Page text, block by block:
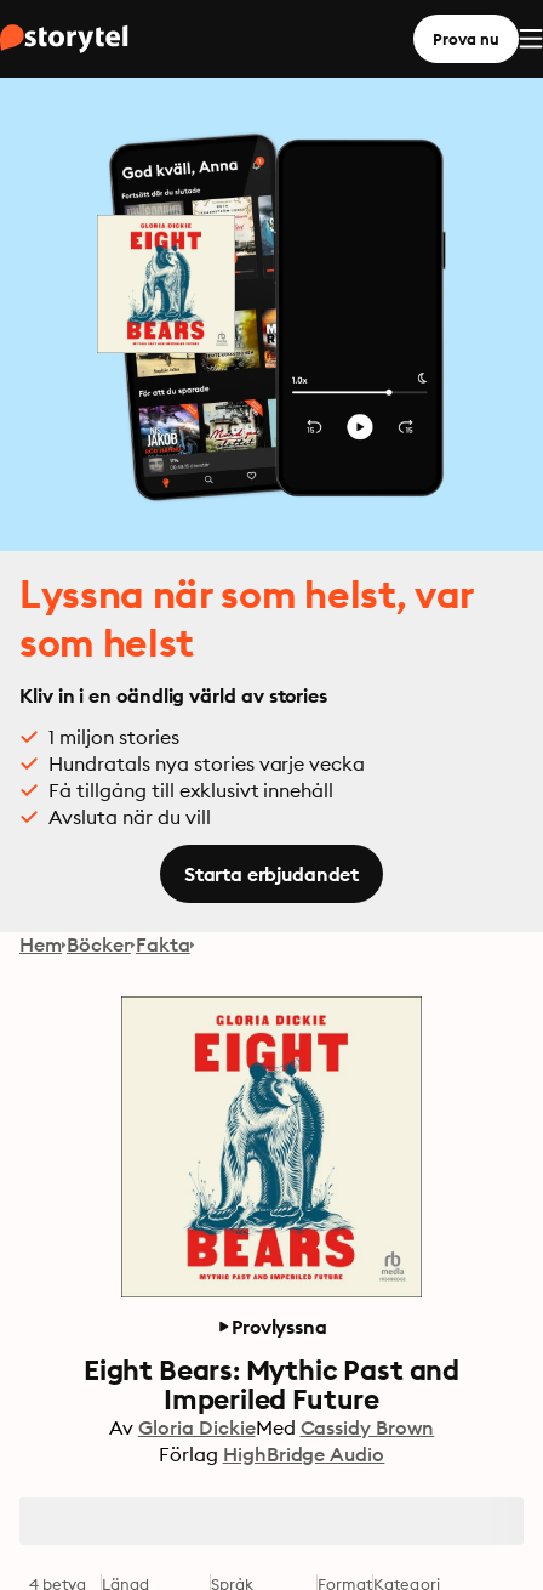
Prova nu
Lyssna när som helst, var
som helst
Kliv in i en oändlig värld av stories
1 miljon stories
Hundratals nya stories varje vecka
Få tillgång till exklusivt innehåll
Avsluta när du vill
Starta erbjudandet
Hem Böcker Fakta
Provlyssna
Eight Bears: Mythic Past and
Imperiled Future
Av Gloria DickieMed Cassidy Brown
Förlag HighBridge Audio
4 betyg Längd Språk FormatKategori